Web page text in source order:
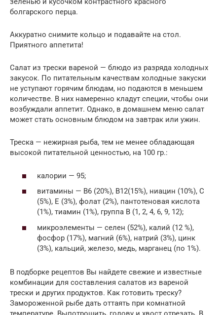
болгарского перца.
Аккуратно снимите кольцо и подавайте на стол.
Приятного аппетита!
Салат из трески вареной — блюдо из разряда холодных
закусок. По питательным качествам холодные закуски
не уступают горячим блюдам, но подаются в меньшем
количестве. В них намеренно кладут специи, чтобы они
возбуждали аппетит. Однако, в домашнем меню салат
может стать основным блюдом на завтрак или ужин.
Треска — нежирная рыба, тем не менее обладающая
высокой питательной ценностью, на 100 гр.:
калории — 95;
витамины — B6 (20%), B12(15%), ниацин (10%), С
(5%), Е (3%), фолат (2%), пантотеновая кислота
(1%), тиамин (1%), группа B (1, 2, 4, 6, 9, 12);
микроэлементы — селен (52%), калий (12 %),
фосфор (17%), магний (6%), натрий (3%), цинк
(3%), кальций, железо, медь, марганец (по 1%).
В подборке рецептов Вы найдете свежие и известные
комбинации для составления салатов из вареной
трески и других продуктов. Как готовить треску?
Замороженной рыбе дать оттаять при комнатной